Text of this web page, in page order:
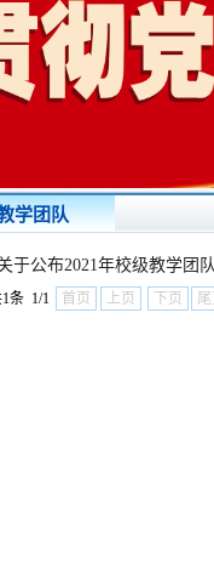
学团队
于公布2021年校级教学团
条 1/1 首页 上页 下页